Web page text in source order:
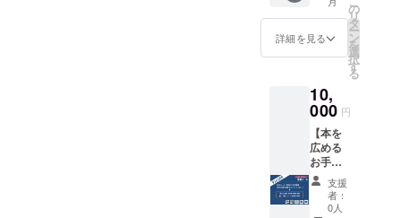
）より
大きめ
のB6サ
（128m
mm）
。 [ ク
リエイ
ター ]
芦刈将
／イワ
タニユ
ウスケ
／さか
中に書
かれた
印象的
プし、
今回の
クリエ
イター
さんか
らご提
供いた
だいた
力主
義」語
録ポス
トカー
ド（6枚
ト） ★
【いち
早くお
届
け！】
『新実
力主
義』復
刊初版
詳細を見る
の
リ
タ
ー
ン
を
選
択
す
る
10,
000 円
【本を
広める
お手伝
い！】
寄贈
コース
支援
者：
0人